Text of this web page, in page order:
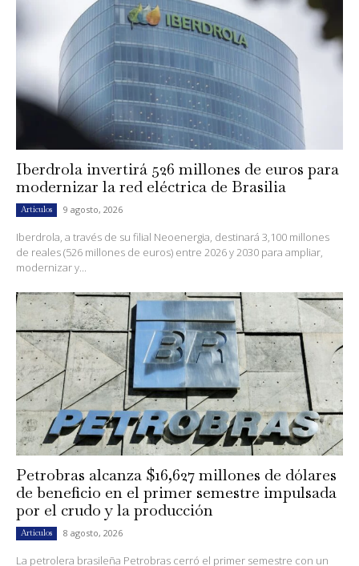
Iberdrola invertirá 526 millones de euros para
modernizar la red eléctrica de Brasilia
Artículos 9 agosto, 2026
Iberdrola, a través de su filial Neoenergia, destinará 3,100 millones
de reales (526 millones de euros) entre 2026 y 2030 para ampliar,
modernizar y...
Petrobras alcanza $16,627 millones de dólares
de beneficio en el primer semestre impulsada
por el crudo y la producción
Artículos 8 agosto, 2026
La petrolera brasileña Petrobras cerró el primer semestre con un